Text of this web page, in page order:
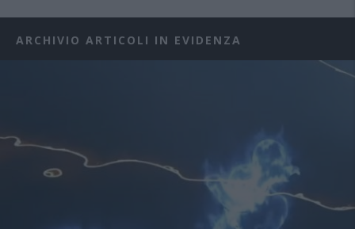
ARCHIVIO ARTICOLI IN EVIDENZA